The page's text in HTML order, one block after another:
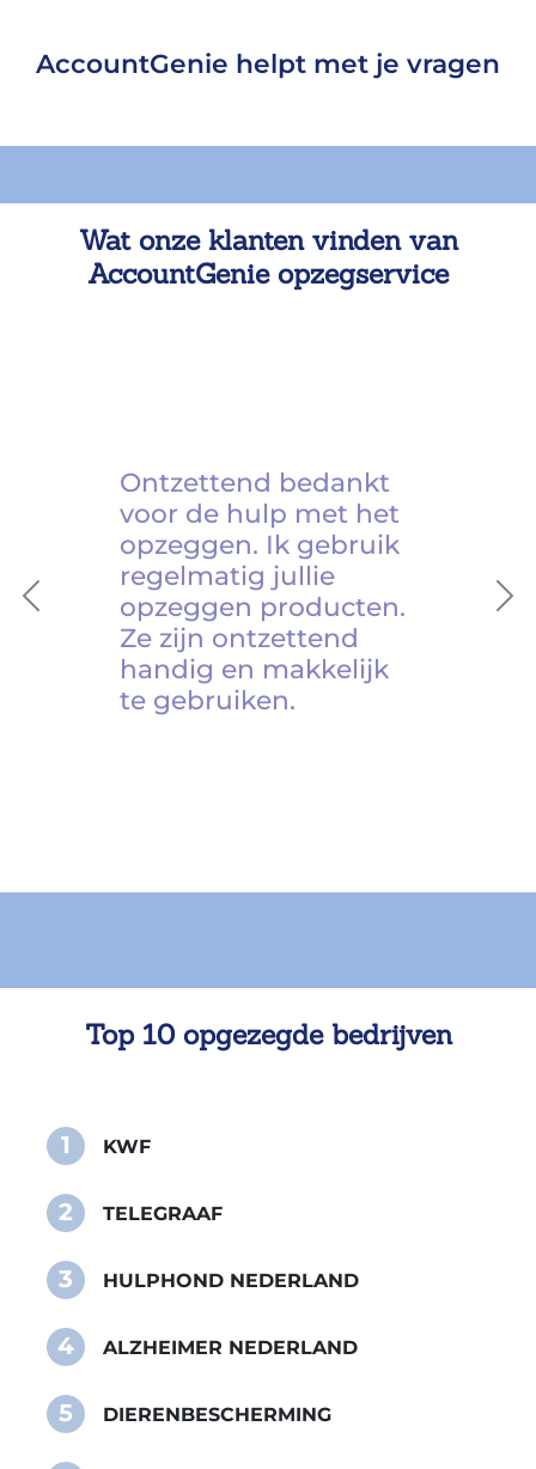
AccountGenie helpt met je vragen
Wat onze klanten vinden van
AccountGenie opzegservice
Previous
Ontzettend bedankt
voor de hulp met het
opzeggen. Ik gebruik
regelmatig jullie
opzeggen producten.
Ze zijn ontzettend
handig en makkelijk
te gebruiken.
Top 10 opgezegde bedrijven
1 KWF
2 TELEGRAAF
3 HULPHOND NEDERLAND
4 ALZHEIMER NEDERLAND
5 DIERENBESCHERMING